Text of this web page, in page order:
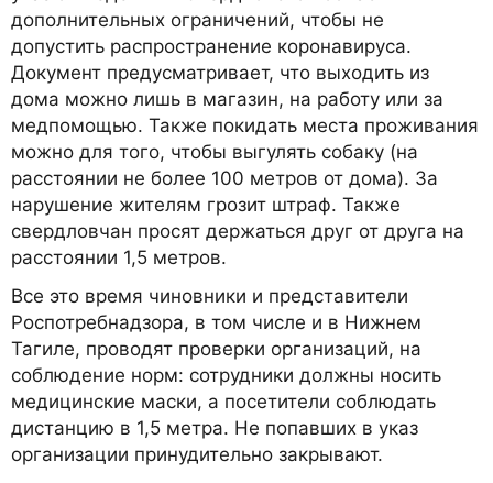
дополнительных ограничений, чтобы не
допустить распространение коронавируса.
Документ предусматривает, что выходить из
дома можно лишь в магазин, на работу или за
медпомощью. Также покидать места проживания
можно для того, чтобы выгулять собаку (на
расстоянии не более 100 метров от дома). За
нарушение жителям грозит штраф. Также
свердловчан просят держаться друг от друга на
расстоянии 1,5 метров.
Все это время чиновники и представители
Роспотребнадзора, в том числе и в Нижнем
Тагиле, проводят проверки организаций, на
соблюдение норм: сотрудники должны носить
медицинские маски, а посетители соблюдать
дистанцию в 1,5 метра. Не попавших в указ
организации принудительно закрывают.